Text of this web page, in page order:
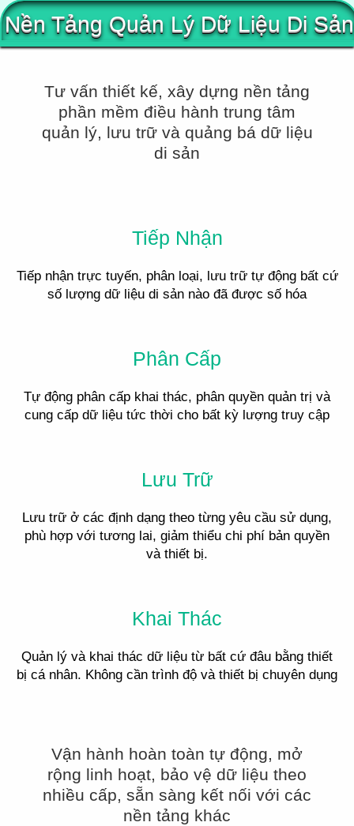
Nền Tảng Quản Lý Dữ Liệu Di Sản
Tư vấn thiết kế, xây dựng nền tảng
phần mềm điều hành trung tâm
quản lý, lưu trữ và quảng bá dữ liệu
di sản
Tiếp Nhận
Tiếp nhận trực tuyến, phân loại, lưu trữ tự động bất cứ
số lượng dữ liệu di sản nào đã được số hóa
Phân Cấp
Tự động phân cấp khai thác, phân quyền quản trị và
cung cấp dữ liệu tức thời cho bất kỳ lượng truy cập
Lưu Trữ
Lưu trữ ở các định dạng theo từng yêu cầu sử dụng,
phù hợp với tương lai, giảm thiểu chi phí bản quyền
và thiết bị.
Khai Thác
Quản lý và khai thác dữ liệu từ bất cứ đâu bằng thiết
bị cá nhân. Không cần trình độ và thiết bị chuyên dụng
Vận hành hoàn toàn tự động, mở
rộng linh hoạt, bảo vệ dữ liệu theo
nhiều cấp, sẵn sàng kết nối với các
nền tảng khác